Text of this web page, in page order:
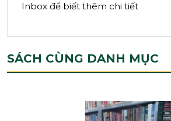
Inbox để biết thêm chi tiết
SÁCH CÙNG DANH MỤC